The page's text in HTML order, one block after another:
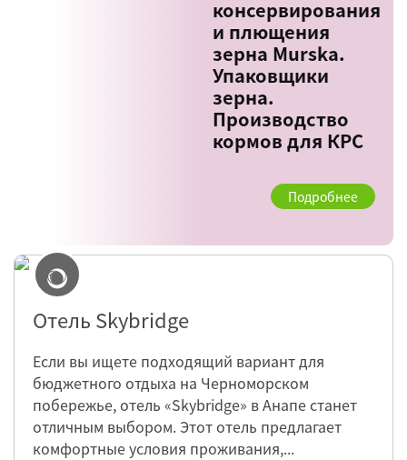
консервирования
и плющения
зерна Murska.
Упаковщики
зерна.
Производство
кормов для КРС
Подробнее
Отель Skybridge
Если вы ищете подходящий вариант для
бюджетного отдыха на Черноморском
побережье, отель «Skybridge» в Анапе станет
отличным выбором. Этот отель предлагает
комфортные условия проживания,...